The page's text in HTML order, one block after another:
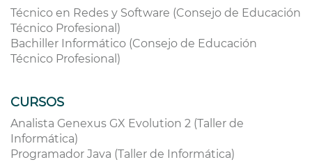
Técnico en Redes y Software (Consejo de Educación
Técnico Profesional)
Bachiller Informático (Consejo de Educación
Técnico Profesional)
CURSOS
Analista Genexus GX Evolution 2 (Taller de
Informática)
Programador Java (Taller de Informática)